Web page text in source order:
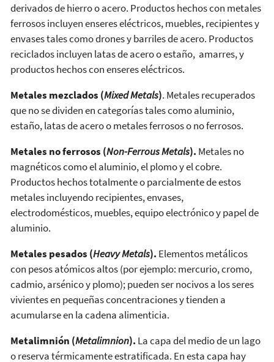
derivados de hierro o acero. Productos hechos con metales
ferrosos incluyen enseres eléctricos, muebles, recipientes y
envases tales como drones y barriles de acero. Productos
reciclados incluyen latas de acero o estaño, amarres, y
productos hechos con enseres eléctricos.
Metales mezclados (Mixed Metals). Metales recuperados
que no se dividen en categorías tales como aluminio,
estaño, latas de acero o metales ferrosos o no ferrosos.
Metales no ferrosos (Non-Ferrous Metals). Metales no
magnéticos como el aluminio, el plomo y el cobre.
Productos hechos totalmente o parcialmente de estos
metales incluyendo recipientes, envases,
electrodomésticos, muebles, equipo electrónico y papel de
aluminio.
Metales pesados (Heavy Metals). Elementos metálicos
con pesos atómicos altos (por ejemplo: mercurio, cromo,
cadmio, arsénico y plomo); pueden ser nocivos a los seres
vivientes en pequeñas concentraciones y tienden a
acumularse en la cadena alimenticia.
Metalimnión (Metalimnion). La capa del medio de un lago
o reserva térmicamente estratificada. En esta capa hay